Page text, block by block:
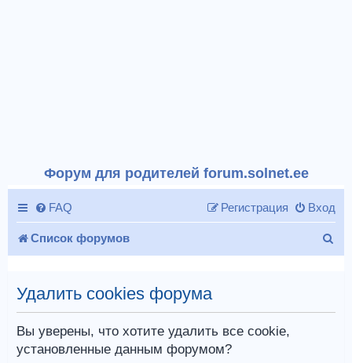
Форум для родителей forum.solnet.ee
FAQ Вход
Регистрация
Список форумов
с
Удалить cookies форума
Вы уверены, что хотите удалить все cookie,
установленные данным форумом?